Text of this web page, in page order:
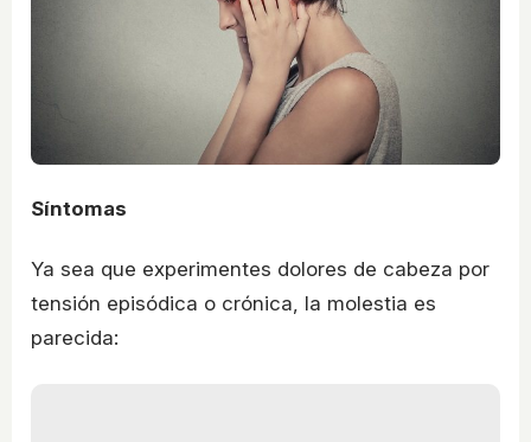
Síntomas
Ya sea que experimentes dolores de cabeza por
tensión episódica o crónica, la molestia es
parecida: